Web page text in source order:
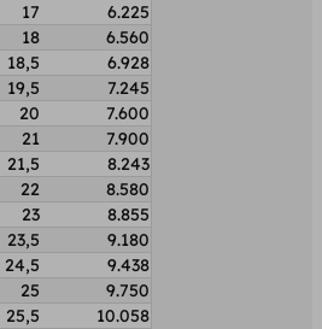
17
6.225
18
6.560
18,5
6.928
19,5
7.245
20
7.600
21
7.900
21,5
8.243
22
8.580
23
8.855
23,5
9.180
24,5
9.438
25
9.750
25,5
10.058